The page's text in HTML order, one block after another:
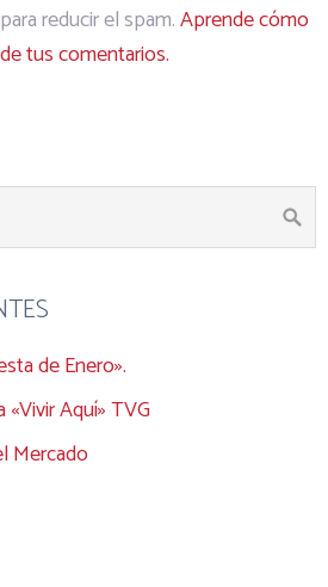
reducir el spam.Aprende cómo
tus comentarios.
de Enero».
Aquí» TVG
Mercado